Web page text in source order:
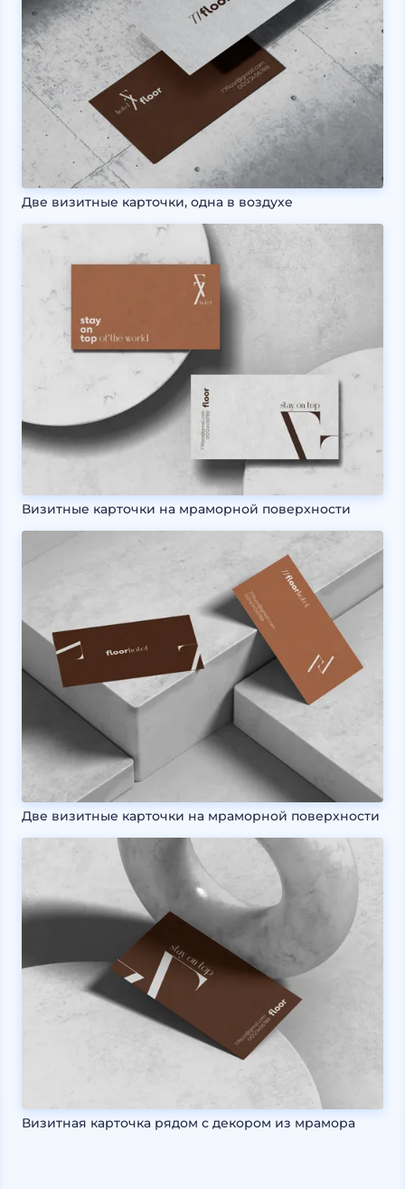
Две визитные карточки, одна в воздухе
Визитные карточки на мраморной поверхности
Две визитные карточки на мраморной поверхности
Визитная карточка рядом с декором из мрамора